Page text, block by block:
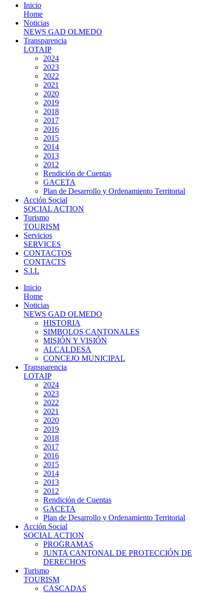
Inicio
Home
Noticias
NEWS GAD OLMEDO
Transparencia
LOTAIP
2024
2023
2022
2021
2020
2019
2018
2017
2016
2015
2014
2013
2012
Rendición de Cuentas
GACETA
Plan de Desarrollo y Ordenamiento Territorial
Acción Social
SOCIAL ACTION
Turismo
TOURISM
Servicios
SERVICES
CONTACTOS
CONTACTS
S.I.L
Inicio
Home
Noticias
NEWS GAD OLMEDO
HISTORIA
SIMBOLOS CANTONALES
MISIÓN Y VISIÓN
ALCALDESA
CONCEJO MUNICIPAL
Transparencia
LOTAIP
2024
2023
2022
2021
2020
2019
2018
2017
2016
2015
2014
2013
2012
Rendición de Cuentas
GACETA
Plan de Desarrollo y Ordenamiento Territorial
Acción Social
SOCIAL ACTION
PROGRAMAS
JUNTA CANTONAL DE PROTECCIÓN DE
DERECHOS
Turismo
TOURISM
CASCADAS